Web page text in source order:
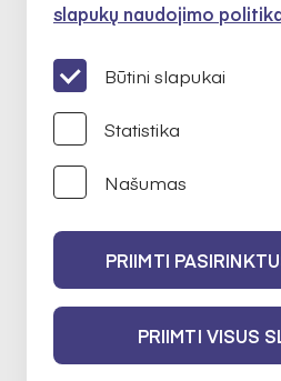
Artūras Raila
Tarpdisciplininis menas
2021-06-21 iki 2023-06-21
Dalyvavo šiose
grupėse:
slapukų naudojimo
Būtini slapukai
Statistika
Našumas
PRIIMTI
PRIIMTI VISUS